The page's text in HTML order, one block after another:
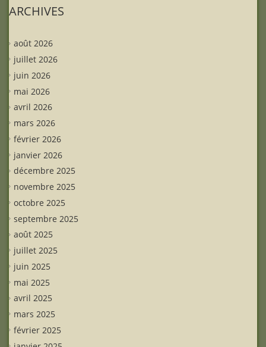
ARCHIVES
août 2026
juillet 2026
juin 2026
mai 2026
avril 2026
mars 2026
février 2026
janvier 2026
décembre 2025
novembre 2025
octobre 2025
septembre 2025
août 2025
juillet 2025
juin 2025
mai 2025
avril 2025
mars 2025
février 2025